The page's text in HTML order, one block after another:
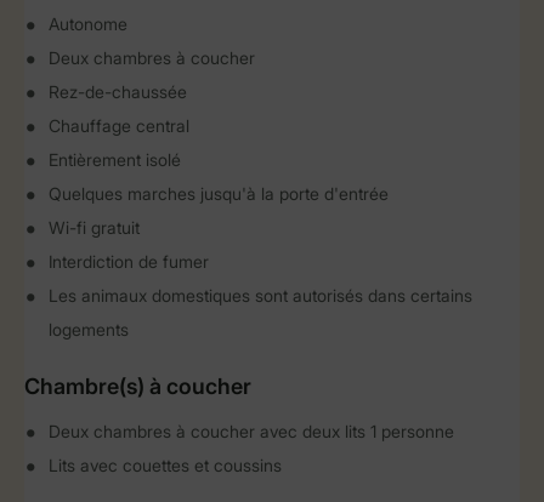
Autonome
Deux chambres à coucher
Rez-de-chaussée
Chauffage central
Entièrement isolé
Quelques marches jusqu'à la porte d'entrée
Wi-fi gratuit
Interdiction de fumer
Les animaux domestiques sont autorisés dans certains
logements
Chambre(s) à coucher
Deux chambres à coucher avec deux lits 1 personne
Lits avec couettes et coussins